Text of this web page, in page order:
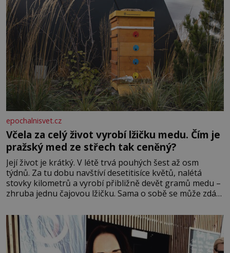
epochalnisvet.cz
Včela za celý život vyrobí lžičku medu. Čím je
pražský med ze střech tak ceněný?
Její život je krátký. V létě trvá pouhých šest až osm
týdnů. Za tu dobu navštíví desetitisíce květů, nalétá
stovky kilometrů a vyrobí přibližně devět gramů medu –
zhruba jednu čajovou lžičku. Sama o sobě se může zdát
tisíc příslušnic svého včelstva, vznikne jeden z
nejdokonalejších organismů